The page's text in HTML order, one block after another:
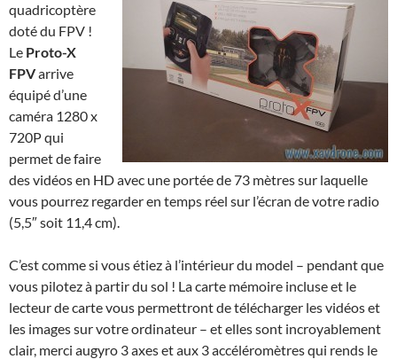
quadricoptère
doté du FPV !
Le Proto-X
FPVarrive
équipé d’une
caméra 1280 x
720P qui
permet de faire
des vidéos en HD avec une portée de 73 mètres sur laquelle
vous pourrez regarder en temps réel sur l’écran de votre radio
(5,5″ soit 11,4 cm).
C’est comme si vous étiez à l’intérieur du model – pendant que
vous pilotez à partir du sol ! La carte mémoire incluse et le
lecteur de carte vous permettront de télécharger les vidéos et
les images sur votre ordinateur – et elles sont incroyablement
clair, merci augyro 3 axes et aux 3 accéléromètres qui rends le